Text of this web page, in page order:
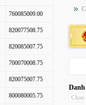
760085009.00
820077508.75
820085007.75
700070008.75
820075007.75
800080005.75